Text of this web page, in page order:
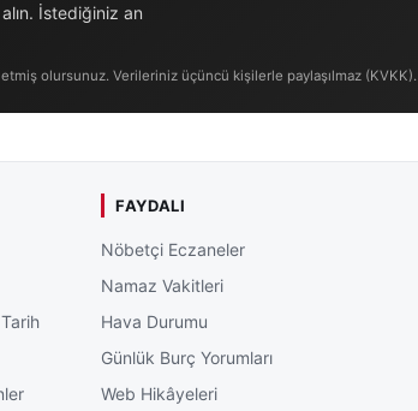
İstediğiniz an
olursunuz. Verileriniz üçüncü kişilerle paylaşılmaz (KVKK).
FAYDALI
Nöbetçi Eczaneler
Namaz Vakitleri
Hava Durumu
Günlük Burç Yorumları
Web Hikâyeleri